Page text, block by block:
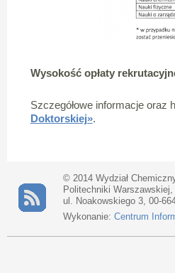
Wysokość opłaty
Szczegółowe informacje oraz
Doktorskiej».
© 2014 Wydział
Politechniki Warszawskiej,
ul. Noakowskiego 3, 00-
Wykonanie: Centrum